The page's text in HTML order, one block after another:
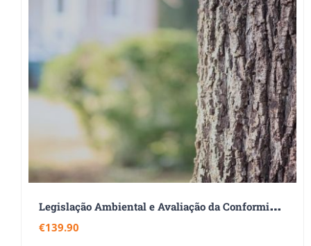
L
egislação Ambiental e Avaliação da Conformidade Legal
€139.90